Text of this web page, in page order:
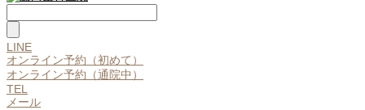
LINE
オンライン予約（初めて）
オンライン予約（通院中）
TEL
メール